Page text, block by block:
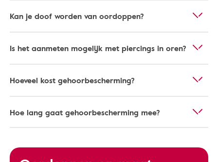
Kan je doof worden van oordoppen?
Is het aanmeten mogelijk met piercings in oren?
Hoeveel kost gehoorbescherming?
Hoe lang gaat gehoorbescherming mee?